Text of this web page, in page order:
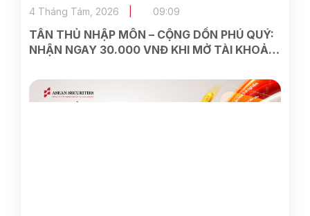
TÂN THỦ NHẬP MÔN – CỘNG DỒN PHÚ QUÝ:
NHẬN NGAY 30.000 VNĐ KHI MỞ TÀI KHOẢN
4 Tháng Tám, 2026 09:09